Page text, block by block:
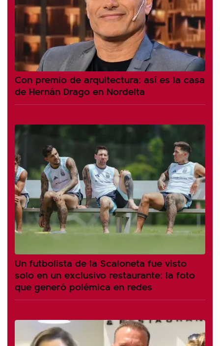
Con premio de arquitectura: así es la casa
de Hernán Drago en Nordelta
Un futbolista de la Scaloneta fue visto
solo en un exclusivo restaurante: la foto
que generó polémica en redes